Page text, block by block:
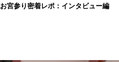
お宮参り密着レポ：インタビュー編